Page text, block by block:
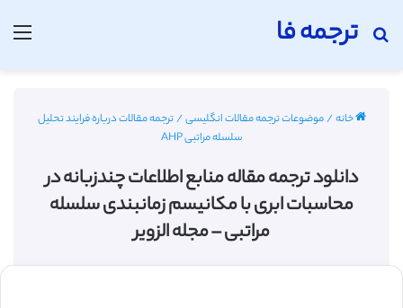
ترجمه فا
جستجو برای
خانه/موضوعات ترجمه مقالات انگلیسی/ترجمه مقالات درباره فرایند تحلیل
سلسله مراتبی AHP
دانلود ترجمه مقاله منابع اطلاعات چندزبانه در
محاسبات ابری با مکانیسم زمانبندی سلسله
مراتبی – مجله الزویر